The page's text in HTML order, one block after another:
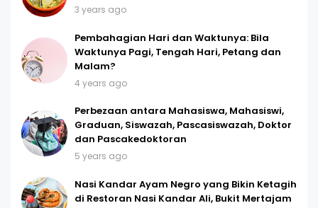
3 years ago
Pembahagian Hari dan Waktunya: Bila
Waktunya Pagi, Tengah Hari, Petang dan
Malam?
4 years ago
Perbezaan antara Mahasiswa, Mahasiswi,
Graduan, Siswazah, Pascasiswazah, Doktor
dan Pascakedoktoran
5 years ago
Nasi Kandar Ayam Negro yang Bikin Ketagih
di Restoran Nasi Kandar Ali, Bukit Mertajam